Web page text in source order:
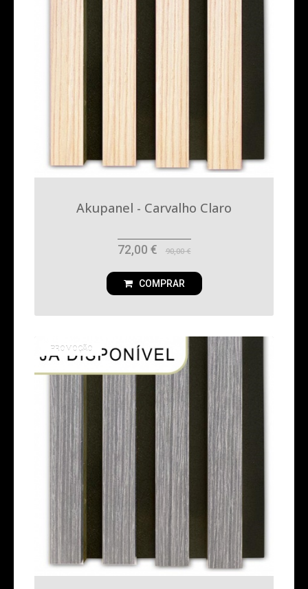
Akupanel - Carvalho Claro
72,00 € 90,00 €
COMPRAR
PROMOÇÃO